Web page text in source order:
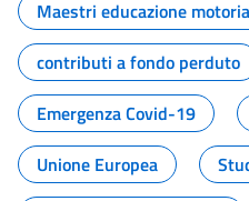
Maestri educazione motoria
contributi a fondo perduto
Emergenza Covid-19
Unione Europea